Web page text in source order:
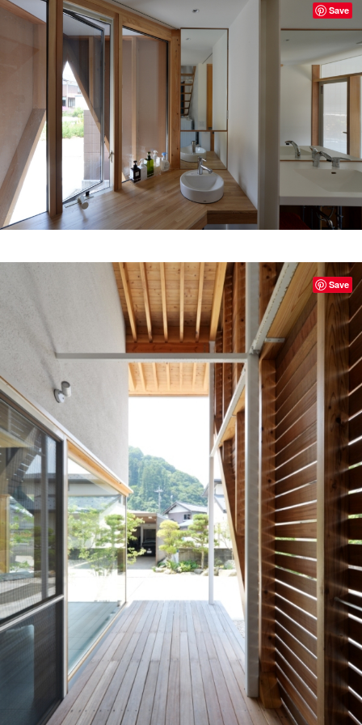
Save
Save